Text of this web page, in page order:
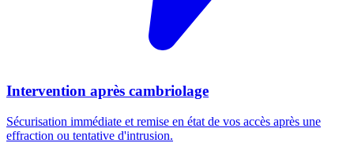
Intervention après cambriolage
Sécurisation immédiate et remise en état de vos accès après une
effraction ou tentative d'intrusion.